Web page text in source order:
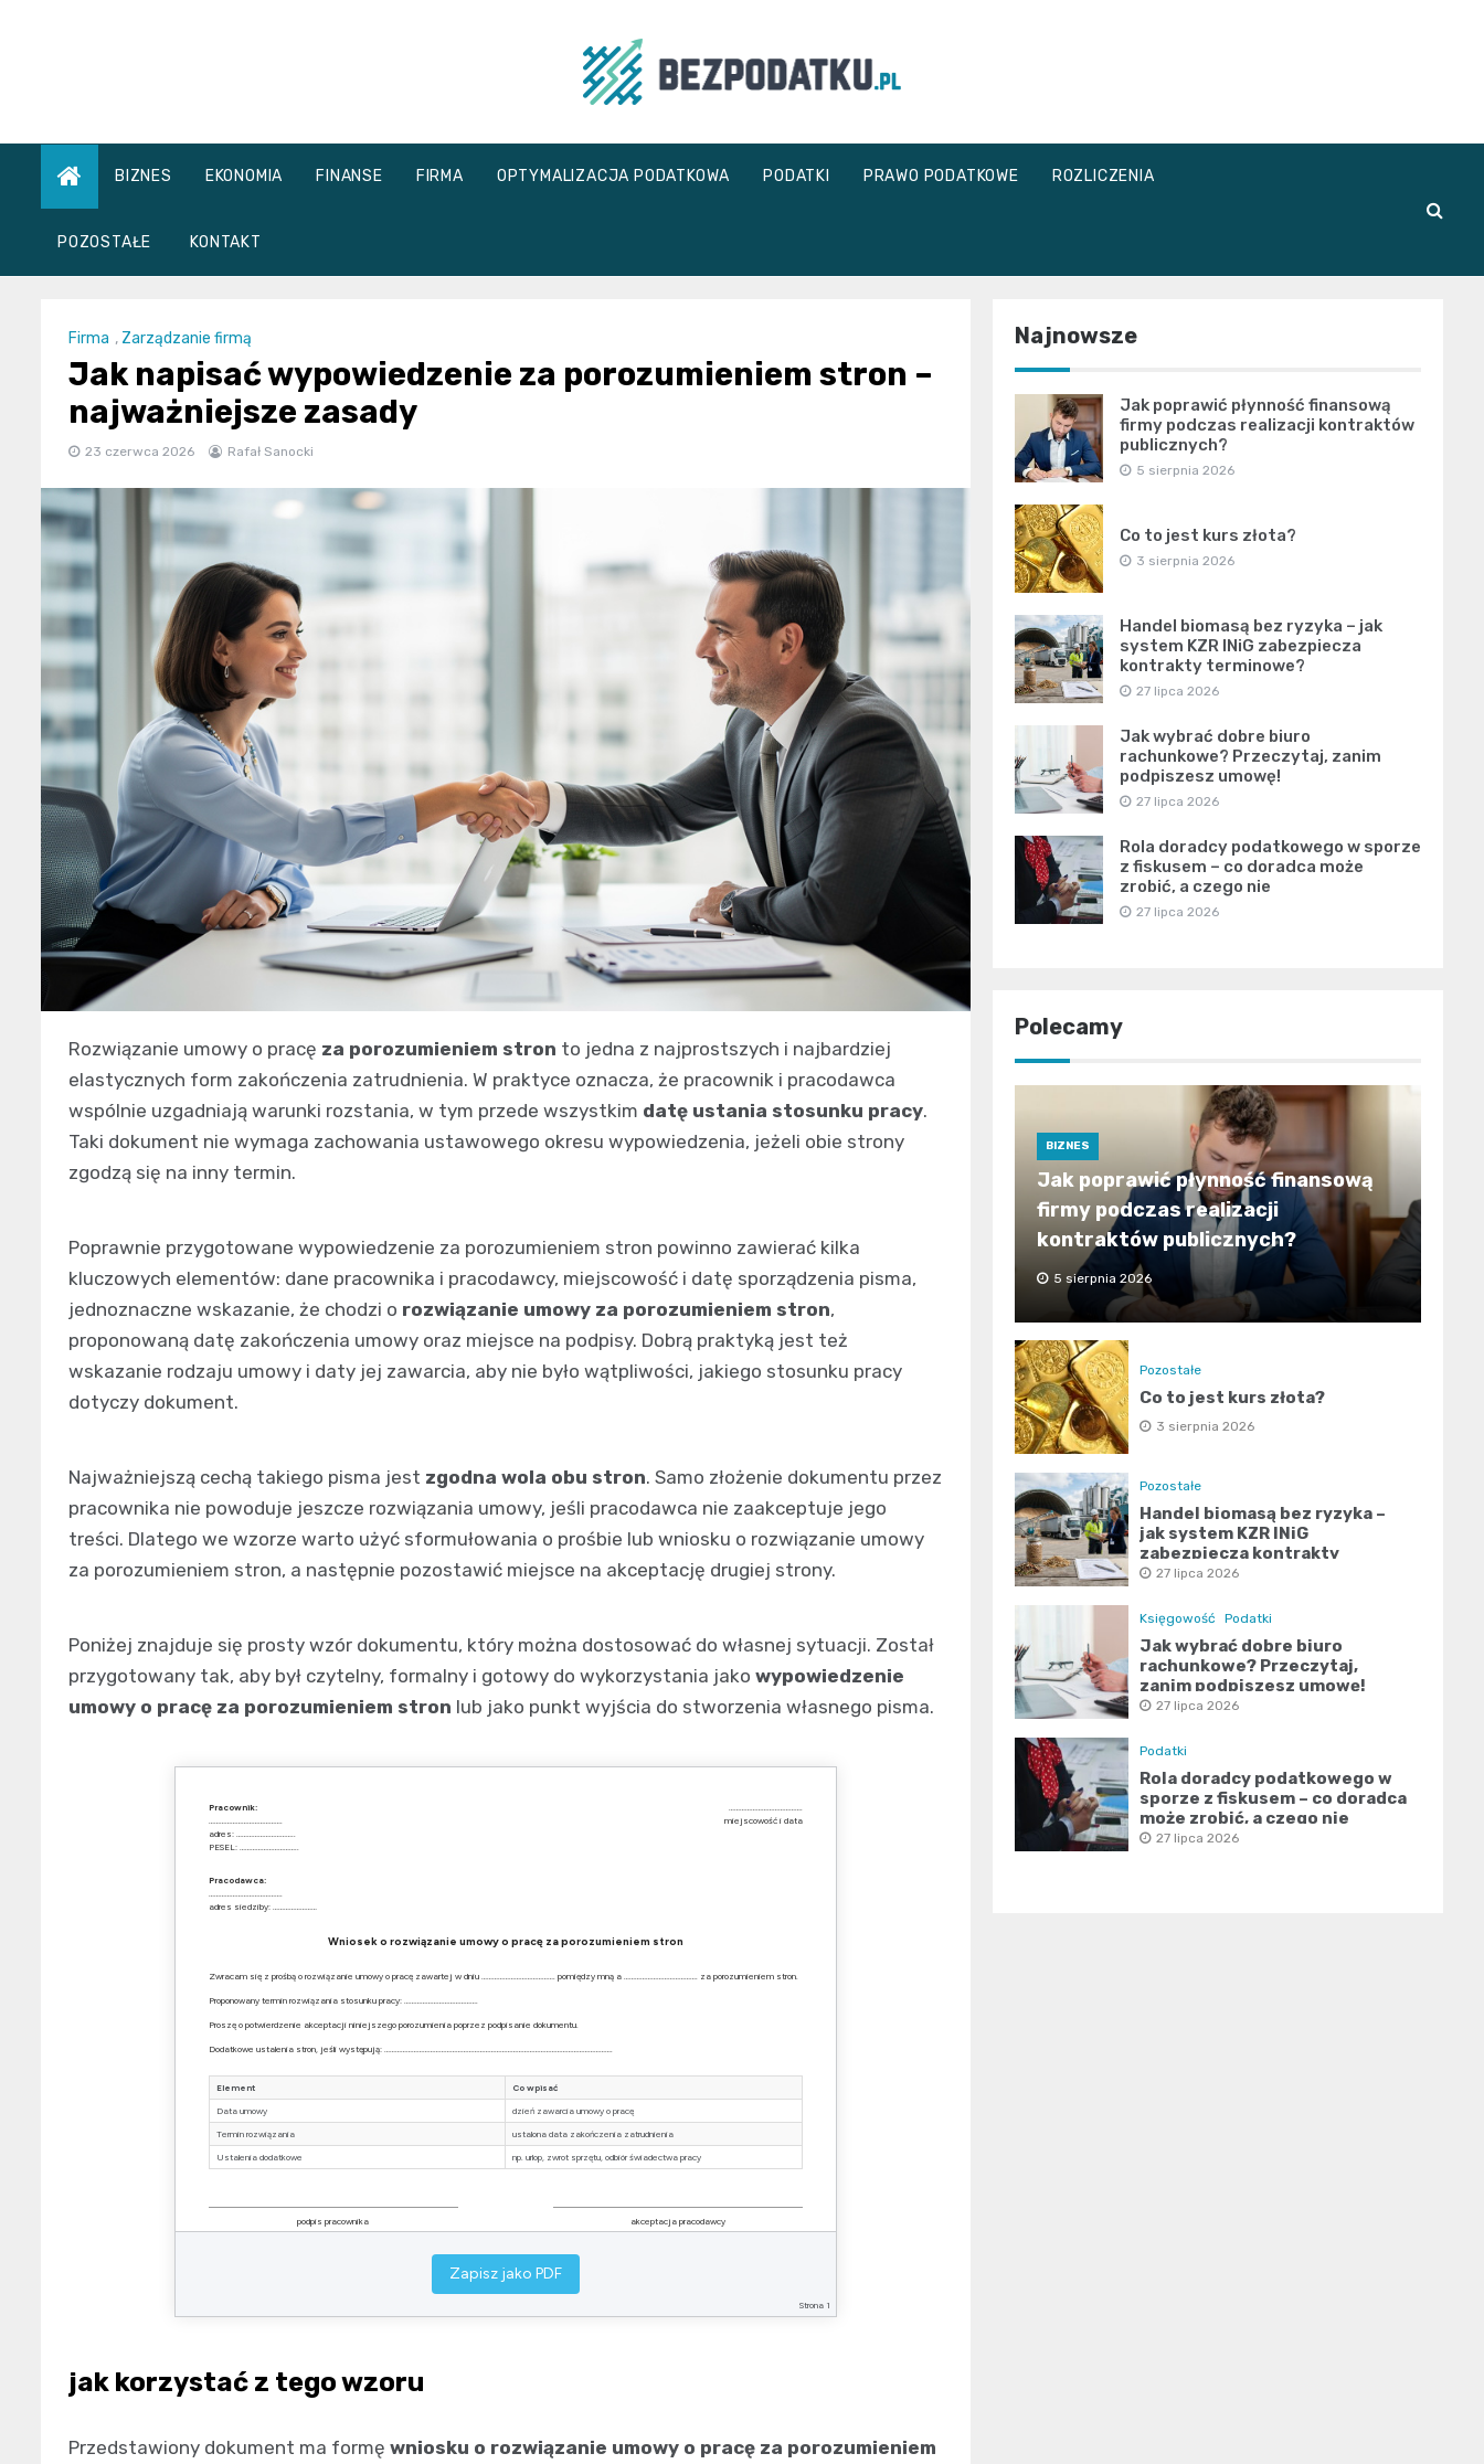
bezpodatku.pl
BIZNES EKONOMIA FINANSE FIRMA OPTYMALIZACJA PODATKOWA PODATKI PRAWO PODATKOWE ROZLICZENIA
POZOSTAŁE KONTAKT
Firma , Zarządzanie firmą
Jak napisać wypowiedzenie za porozumieniem stron –
najważniejsze zasady
23 czerwca 2026 Rafał Sanocki
Rozwiązanie umowy o pracę za porozumieniem stron to jedna z najprostszych i najbardziej
elastycznych form zakończenia zatrudnienia. W praktyce oznacza, że pracownik i pracodawca
wspólnie uzgadniają warunki rozstania, w tym przede wszystkim datę ustania stosunku pracy.
Taki dokument nie wymaga zachowania ustawowego okresu wypowiedzenia, jeżeli obie strony
zgodzą się na inny termin.
Poprawnie przygotowane wypowiedzenie za porozumieniem stron powinno zawierać kilka
kluczowych elementów: dane pracownika i pracodawcy, miejscowość i datę sporządzenia pisma,
jednoznaczne wskazanie, że chodzi o rozwiązanie umowy za porozumieniem stron,
proponowaną datę zakończenia umowy oraz miejsce na podpisy. Dobrą praktyką jest też
wskazanie rodzaju umowy i daty jej zawarcia, aby nie było wątpliwości, jakiego stosunku pracy
dotyczy dokument.
Najważniejszą cechą takiego pisma jest zgodna wola obu stron. Samo złożenie dokumentu przez
pracownika nie powoduje jeszcze rozwiązania umowy, jeśli pracodawca nie zaakceptuje jego
treści. Dlatego we wzorze warto użyć sformułowania o prośbie lub wniosku o rozwiązanie umowy
za porozumieniem stron, a następnie pozostawić miejsce na akceptację drugiej strony.
Poniżej znajduje się prosty wzór dokumentu, który można dostosować do własnej sytuacji. Został
przygotowany tak, aby był czytelny, formalny i gotowy do wykorzystania jako wypowiedzenie
umowy o pracę za porozumieniem stron lub jako punkt wyjścia do stworzenia własnego pisma.
Pracownik:
adres: …………………………..
PESEL: …………………………..
miejscowość i data
Pracodawca:
adres siedziby: ……………………
Wniosek o rozwiązanie umowy o pracę za porozumieniem stron
Zwracam się z prośbą o rozwiązanie umowy o pracę zawartej w dniu …………………………………. pomiędzy mną a …………………………………. za porozumieniem stron.
Proponowany termin rozwiązania stosunku pracy: ………………………………….
Proszę o potwierdzenie akceptacji niniejszego porozumienia poprzez podpisanie dokumentu.
Dodatkowe ustalenia stron, jeśli występują: …………………………………………………………………………………………………………….
Element Co wpisać
Data umowy dzień zawarcia umowy o pracę
Termin rozwiązania ustalona data zakończenia zatrudnienia
Ustalenia dodatkowe np. urlop, zwrot sprzętu, odbiór świadectwa pracy
podpis pracownika akceptacja pracodawcy
Strona 1
Zapisz jako PDF
jak korzystać z tego wzoru
Przedstawiony dokument ma formę wniosku o rozwiązanie umowy o pracę za porozumieniem
Najnowsze
Jak poprawić płynność finansową
firmy podczas realizacji kontraktów
publicznych?
5 sierpnia 2026
Co to jest kurs złota?
3 sierpnia 2026
Handel biomasą bez ryzyka – jak
system KZR INiG zabezpiecza
kontrakty terminowe?
27 lipca 2026
Jak wybrać dobre biuro
rachunkowe? Przeczytaj, zanim
podpiszesz umowę!
27 lipca 2026
Rola doradcy podatkowego w sporze
z fiskusem – co doradca może
zrobić, a czego nie
27 lipca 2026
Polecamy
BIZNES
Jak poprawić płynność finansową
firmy podczas realizacji
kontraktów publicznych?
5 sierpnia 2026
Pozostałe
Co to jest kurs złota?
3 sierpnia 2026
Pozostałe
Handel biomasą bez ryzyka –
jak system KZR INiG
zabezpiecza kontrakty
terminowe?
27 lipca 2026
Księgowość Podatki
Jak wybrać dobre biuro
rachunkowe? Przeczytaj,
zanim podpiszesz umowę!
27 lipca 2026
Podatki
Rola doradcy podatkowego w
sporze z fiskusem – co doradca
może zrobić, a czego nie
27 lipca 2026